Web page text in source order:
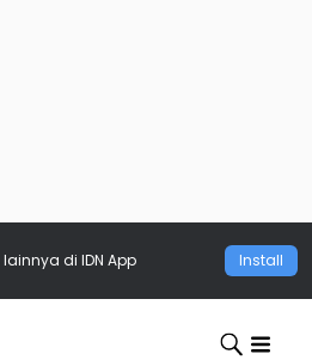
lainnya di IDN App Install